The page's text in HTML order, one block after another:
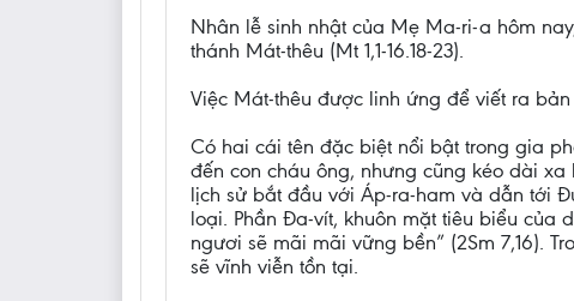
Nhân lễ sinh nhật của Mẹ Ma-ri-a hôm
thánh Mát-thêu (Mt 1,1-16.18-23).
Việc Mát-thêu được linh ứng để viết ra
Có hai cái tên đặc biệt nổi bật trong gia
đến con cháu ông, nhưng cũng kéo dài xa
lịch sử bắt đầu với Áp-ra-ham và dẫn tới
loại. Phần Đa-vít, khuôn mặt tiêu biểu
ngươi sẽ mãi mãi vững bền” (2Sm 7,16).
sẽ vĩnh viễn tồn tại.